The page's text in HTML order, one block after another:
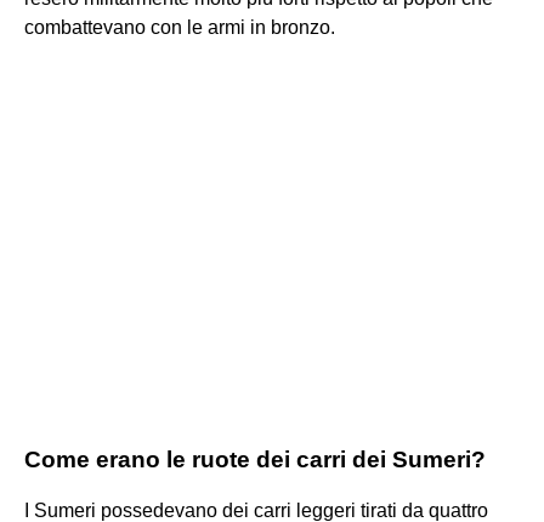
combattevano con le armi in bronzo.
Come erano le ruote dei carri dei Sumeri?
I Sumeri possedevano dei carri leggeri tirati da quattro